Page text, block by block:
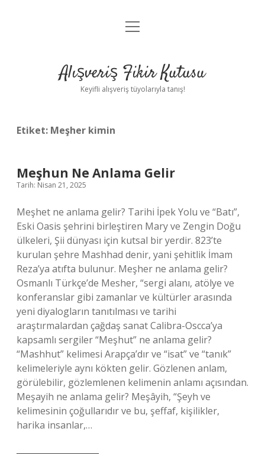
Anasayfa
Yasal Uyarı
menüyü
Alışveriş Fikir Kutusu
Keyifli alışveriş tüyolarıyla tanış!
Etiket: Meşher kimin
Meşhun Ne Anlama Gelir
Tarih: Nisan 21, 2025
Meşhet ne anlama gelir? Tarihi İpek Yolu ve “Batı”,
Eski Oasis şehrini birleştiren Mary ve Zengin Doğu
ülkeleri, Şii dünyası için kutsal bir yerdir. 823’te
kurulan şehre Mashhad denir, yani şehitlik İmam
Reza’ya atıfta bulunur. Meşher ne anlama gelir?
Osmanlı Türkçe’de Mesher, “sergi alanı, atölye ve
konferanslar gibi zamanlar ve kültürler arasında
yeni diyalogların tanıtılması ve tarihi
araştırmalardan çağdaş sanat Calibra-Oscca’ya
kapsamlı sergiler “Meşhut” ne anlama gelir?
“Mashhut” kelimesi Arapça’dır ve “isat” ve “tanık”
kelimeleriyle aynı kökten gelir. Gözlenen anlam,
görülebilir, gözlemlenen kelimenin anlamı açısından.
Meşayih ne anlama gelir? Meşâyih, “Şeyh ve
kelimesinin çoğullarıdır ve bu, şeffaf, kişilikler,
harika insanlar,…